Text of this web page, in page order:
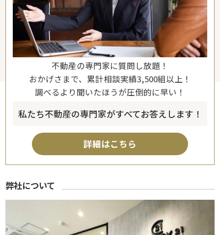
不動産の専門家に質問し放題！
おかげさまで、累計相談実績3,500組以上！
調べるより聞いたほうが圧倒的に早い！
私たち不動産の専門家がすべてお答えします！
詳細はこちら
弊社について